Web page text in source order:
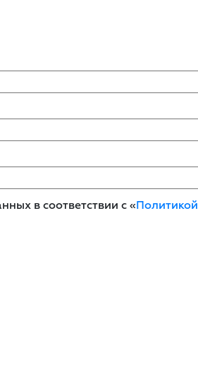
в соответствии с «Политикой